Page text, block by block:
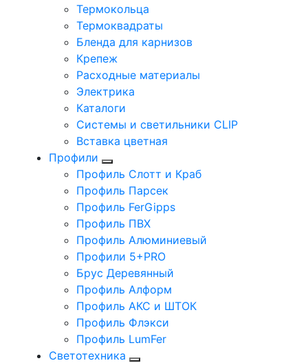
Термокольца
Термоквадраты
Бленда для карнизов
Крепеж
Расходные материалы
Электрика
Каталоги
Системы и светильники CLIP
Вставка цветная
Профили
Профиль Слотт и Краб
Профиль Парсек
Профиль FerGipps
Профиль ПВХ
Профиль Алюминиевый
Профили 5+PRO
Брус Деревянный
Профиль Алформ
Профиль АКС и ШТОК
Профиль Флэкси
Профиль LumFer
Светотехника